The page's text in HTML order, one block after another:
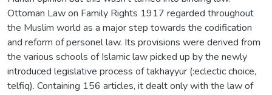
Ottoman Law on Family Rights 1917 regarded throughout
the Muslim world as a major step towards the codification
and reform of personel law. Its provisions were derived from
the various schools of Islamic law picked up by the newly
introduced legislative process of takhayyur (:eclectic choice,
telfiq). Containing 156 articles, it dealt only with the law of